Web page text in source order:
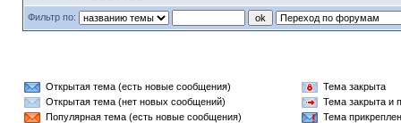
Фильтр по:
Открытая тема (есть новые сообщения)
Тема закрыта
Открытая тема (нет новых сообщений)
Тема закрыта и
Популярная тема (есть новые сообщения)
Тема